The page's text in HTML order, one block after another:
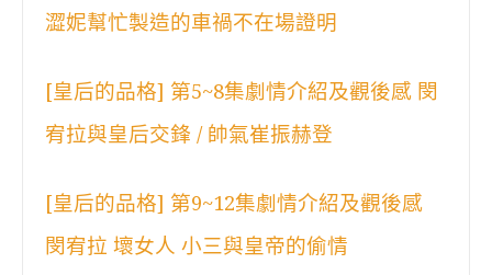
澀妮幫忙製造的車禍不在場證明
[皇后的品格] 第5~8集劇情介紹及觀後感 閔
宥拉與皇后交鋒 / 帥氣崔振赫登
[皇后的品格] 第9~12集劇情介紹及觀後感
閔宥拉 壞女人 小三與皇帝的偷情